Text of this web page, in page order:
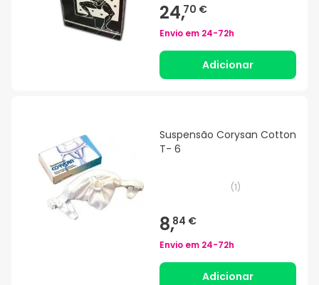
24,70 €
Envio em 24-72h
Adicionar
Suspensão Corysan Cotton
T- 6
(1)
8,84 €
Envio em 24-72h
Adicionar